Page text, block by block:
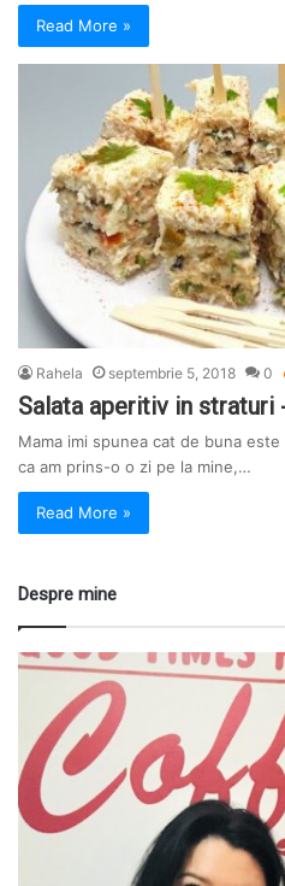
Read More »
Rahela septembrie 5, 2018 0
Salata aperitiv in straturi
Mama imi spunea cat de buna
ca am prins-o o zi pe la mine,…
Read More »
Despre mine